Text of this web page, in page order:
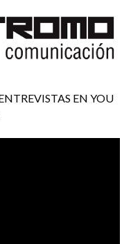
EN YOU